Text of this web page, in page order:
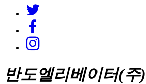
반도엘리베이터(주)